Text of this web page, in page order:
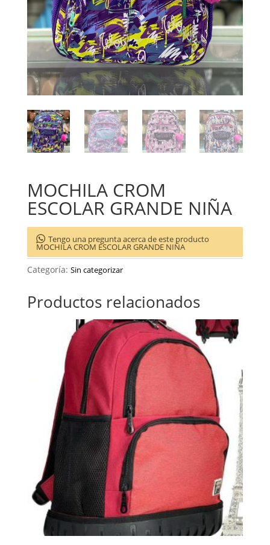
MOCHILA CROM
ESCOLAR GRANDE NIÑA
Tengo una pregunta acerca de este producto
MOCHILA CROM ESCOLAR GRANDE NIÑA
Categoría: Sin categorizar
Productos relacionados